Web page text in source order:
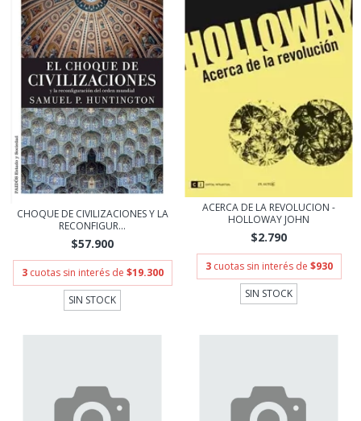
CHOQUE DE CIVILIZACIONES Y LA
RECONFIGUR...
$57.900
3 cuotas sin interés de $19.300
SIN STOCK
ACERCA DE LA REVOLUCION -
HOLLOWAY JOHN
$2.790
3 cuotas sin interés de $930
SIN STOCK